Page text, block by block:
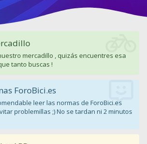
mercadillo , quizás encuentres esa
tanto buscas !
ForoBici.es
leer las normas de ForoBici.es
problemillas ;) No se tardan ni 2 minutos